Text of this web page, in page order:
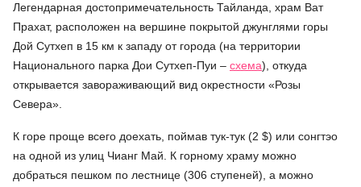
Легендарная достопримечательность Тайланда, храм Ват
Прахат, расположен на вершине покрытой джунглями горы
Дой Сутхеп в 15 км к западу от города (на территории
Национального парка Дои Сутхеп-Пуи – схема), откуда
открывается завораживающий вид окрестности «Розы
Севера».
К горе проще всего доехать, поймав тук-тук (2 $) или сонгтэо
на одной из улиц Чианг Май. К горному храму можно
добраться пешком по лестнице (306 ступеней), а можно